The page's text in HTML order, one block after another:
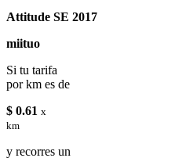
Attitude SE 2017
miituo
Si tu tarifa
por km es de
$ 0.61 x
km
y recorres un